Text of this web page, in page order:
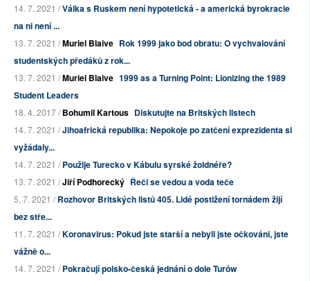
14. 7. 2021 /Válka s Ruskem není hypotetická - a americká byrokracie
na ni není ...
13. 7. 2021 /Muriel Blaive Rok 1999 jako bod obratu: O vychvalování
studentských předáků z rok...
13. 7. 2021 /Muriel Blaive 1999 as a Turning Point: Lionizing the 1989
Student Leaders
18. 4. 2017 /Bohumil Kartous Diskutujte na Britských listech
14. 7. 2021 /Jihoafrická republika: Nepokoje po zatčení exprezidenta si
vyžádaly...
14. 7. 2021 /Použije Turecko v Kábulu syrské žoldnéře?
13. 7. 2021 /Jiří Podhorecký Řeči se vedou a voda teče
5. 7. 2021 /Rozhovor Britských listů 405. Lidé postižení tornádem žijí
bez stře...
11. 7. 2021 /Koronavirus: Pokud jste starší a nebyli jste očkováni, jste
vážně o...
14. 7. 2021 /Pokračují polsko-česká jednání o dole Turów